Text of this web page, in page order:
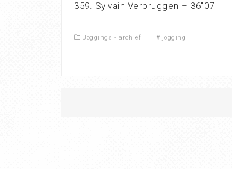
359. Sylvain Verbruggen – 36″07
Joggings - archief # jogging